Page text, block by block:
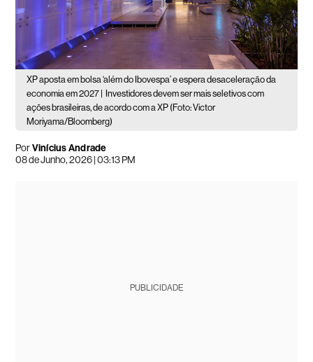
XP aposta em bolsa ‘além do Ibovespa’ e espera desaceleração da
economia em 2027 |
Investidores devem ser mais seletivos com
ações brasileiras, de acordo com a XP (Foto: Victor
Moriyama/Bloomberg)
PorVinícius Andrade
08 de Junho, 2026 | 03:13 PM
PUBLICIDADE